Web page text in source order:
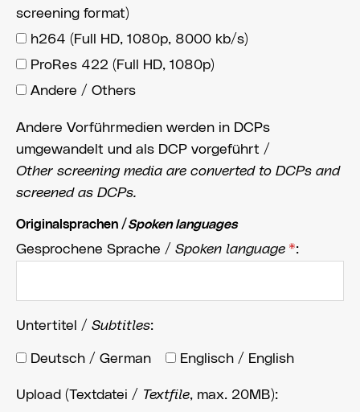
screening format)
h264 (Full HD, 1080p, 8000 kb/s)
ProRes 422 (Full HD, 1080p)
Andere / Others
Andere Vorführmedien werden in DCPs
umgewandelt und als DCP vorgeführt /
Other screening media are converted to DCPs and
screened as DCPs.
Originalsprachen /Spoken languages
Gesprochene Sprache / Spoken language *:
Untertitel / Subtitles:
Deutsch / German Englisch / English
Upload (Textdatei / Textfile, max. 20MB):